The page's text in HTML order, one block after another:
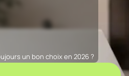
un bon choix en 2026 ?